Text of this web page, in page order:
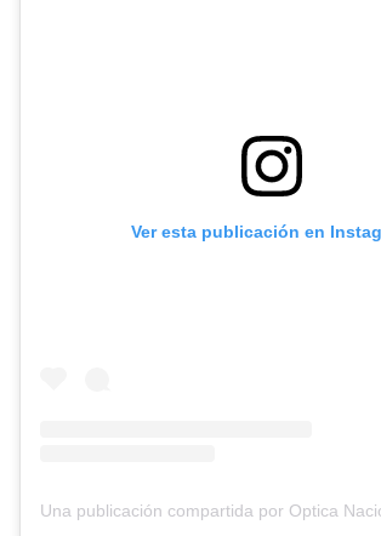
Ver esta publicación en
Una publicación compartida por Optica Nacional ®